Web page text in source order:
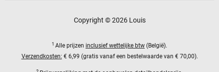
Copyright © 2026 Louis
1 Alle prijzen inclusief wettelijke btw (België).
Verzendkosten: € 6,99 (gratis vanaf een bestelwaarde van € 70,00).